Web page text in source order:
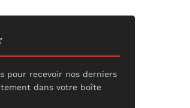
pour recevoir nos derniers
dans votre boîte